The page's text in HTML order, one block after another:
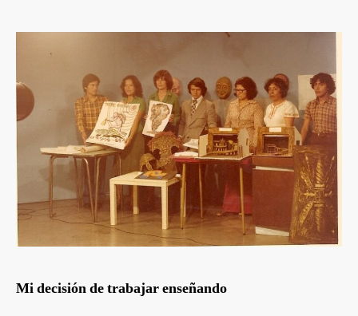
Mi decisión de trabajar enseñando